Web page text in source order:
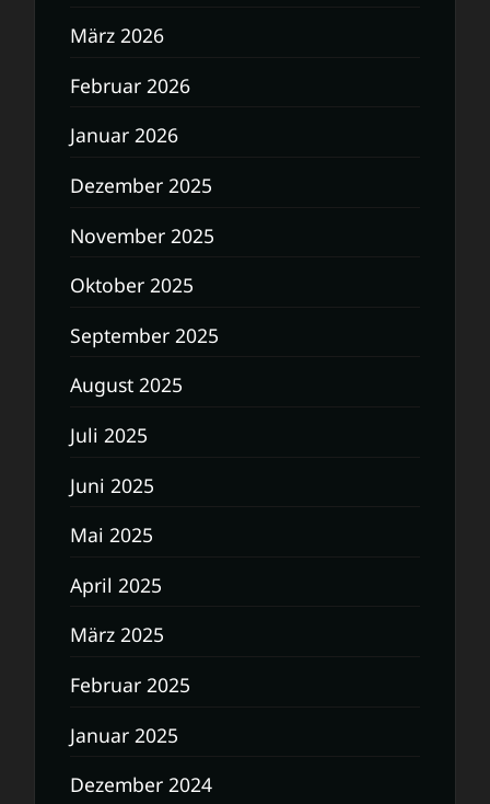
März 2026
Februar 2026
Januar 2026
Dezember 2025
November 2025
Oktober 2025
September 2025
August 2025
Juli 2025
Juni 2025
Mai 2025
April 2025
März 2025
Februar 2025
Januar 2025
Dezember 2024